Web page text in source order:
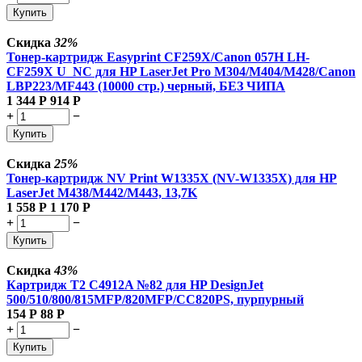
Купить
Скидка 32%
Тонер-картридж Easyprint CF259X/Canon 057H LH-
CF259X U_NC для HP LaserJet Pro M304/M404/M428/Canon
LBP223/MF443 (10000 стр.) черный, БЕЗ ЧИПА
1 344 Р 914 Р
+
−
Купить
Скидка 25%
Тонер-картридж NV Print W1335X (NV-W1335X) для HP
LaserJet M438/M442/M443, 13,7K
1 558 Р 1 170 Р
+
−
Купить
Скидка43%
Картридж T2 C4912A №82 для HP DesignJet
500/510/800/815MFP/820MFP/CC820PS, пурпурный
154 Р 88 Р
+
−
Купить